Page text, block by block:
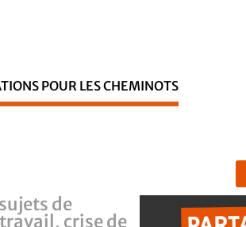
POUR LES CHEMINOTS
de
crise de